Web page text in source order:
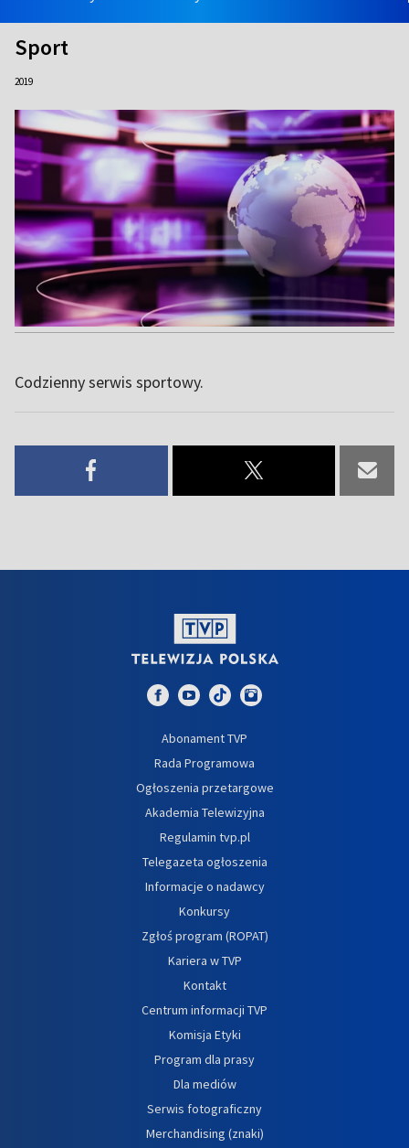
Sport
2019
Codzienny serwis sportowy.
Abonament TVP
Rada Programowa
Ogłoszenia przetargowe
Akademia Telewizyjna
Regulamin tvp.pl
Telegazeta ogłoszenia
Informacje o nadawcy
Konkursy
Zgłoś program (ROPAT)
Kariera w TVP
Kontakt
Centrum informacji TVP
Komisja Etyki
Program dla prasy
Dla mediów
Serwis fotograficzny
Merchandising (znaki)